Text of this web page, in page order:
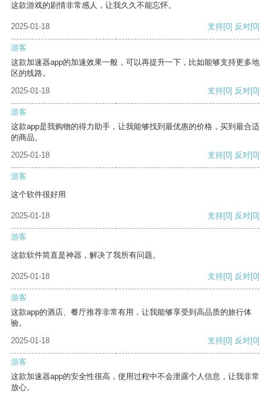
这款游戏的剧情非常感人，让我久久不能忘怀。
2025-01-18 支持[0] 反对[0]
游客
这款加速器app的加速效果一般，可以再提升一下，比如能够支持更多地
区的线路。
2025-01-18
支持[0] 反对[0]
游客
这款app是我购物的得力助手，让我能够找到最优惠的价格，买到最合适
的商品。
2025-01-18
支持[0] 反对[0]
游客
这个软件很好用
2025-01-18 支持[0] 反对[0]
游客
这款软件简直是神器，解决了我所有问题。
2025-01-18 支持[0] 反对[0]
游客
这款app的酒店、餐厅推荐非常有用，让我能够享受到高品质的旅行体
验。
2025-01-18
支持[0] 反对[0]
游客
这款加速器app的安全性很高，使用过程中不会泄露个人信息，让我非常
放心。